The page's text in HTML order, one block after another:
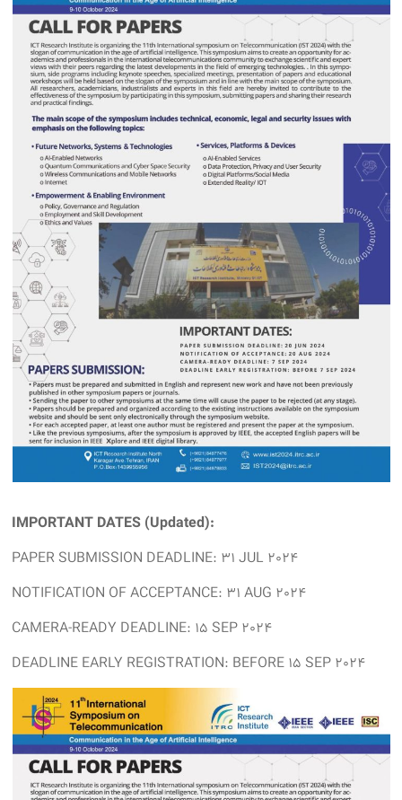
IMPORTANT DATES (Updated):
PAPER SUBMISSION DEADLINE: 31 JUL 2024
NOTIFICATION OF ACCEPTANCE: 31 AUG 2024
CAMERA-READY DEADLINE: 15 SEP 2024
DEADLINE EARLY REGISTRATION: BEFORE 15 SEP 2024